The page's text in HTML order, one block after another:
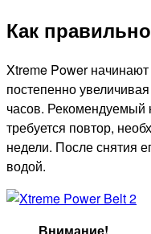
Как
Xtreme Power начинают
постепенно
часов. Рекомендуемый
требуется повтор,
недели. После снятия
водой.